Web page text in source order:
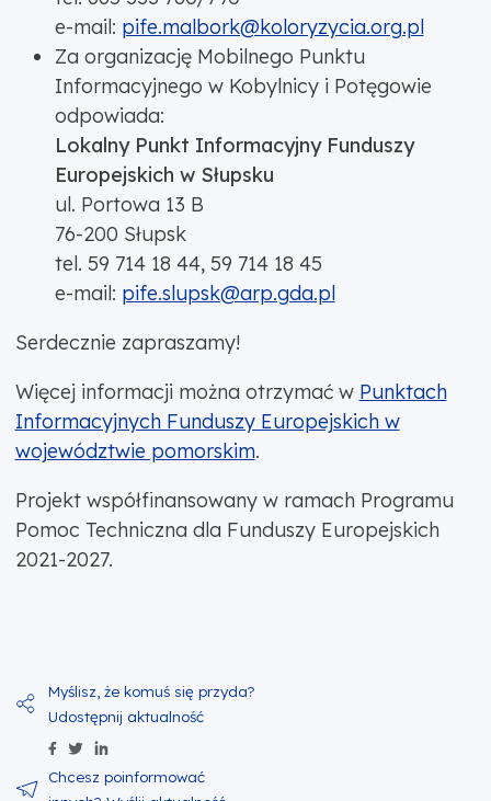
e-mail: pife.malbork@koloryzycia.org.pl
Za organizację Mobilnego Punktu
Informacyjnego w Kobylnicy i Potęgowie
odpowiada:
Lokalny Punkt Informacyjny Funduszy
Europejskich w Słupsku
ul. Portowa 13 B
76-200 Słupsk
tel. 59 714 18 44, 59 714 18 45
e-mail: pife.slupsk@arp.gda.pl
Serdecznie zapraszamy!
Więcej informacji można otrzymać w Punktach
Informacyjnych Funduszy Europejskich w
województwie pomorskim.
Projekt współfinansowany w ramach Programu
Pomoc Techniczna dla Funduszy Europejskich
2021-2027.
Udostępnij zawartość na Facebook
Udostępnij zawartość na Twitter